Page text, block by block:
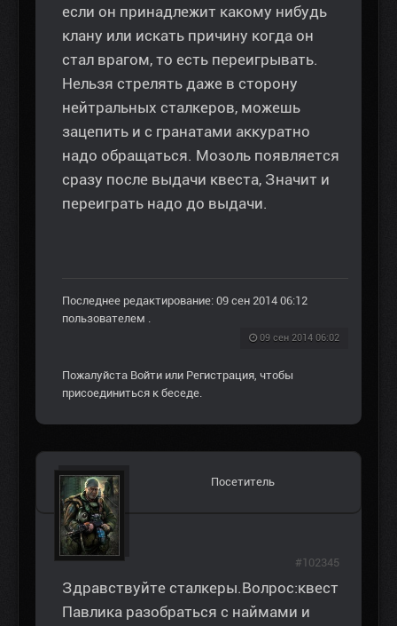
если он принадлежит какому нибудь
клану или искать причину когда он
стал врагом, то есть переигрывать.
Нельзя стрелять даже в сторону
нейтральных сталкеров, можешь
зацепить и с гранатами аккуратно
надо обращаться. Мозоль появляется
сразу после выдачи квеста, Значит и
переиграть надо до выдачи.
Последнее редактирование: 09 сен 2014 06:12
пользователем .
09 сен 2014 06:02
Пожалуйста Войти или Регистрация, чтобы
присоединиться к беседе.
Посетитель
Здравствуйте сталкеры.Волрос:квест
Павлика разобраться с наймами и
#102345